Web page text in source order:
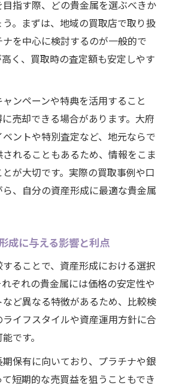
指す際、どの貴金属を選ぶべきか
。まずは、地域の買取店で取り扱
を中心に検討するのが一般的で
く、買取時の査定額も安定しやす
ンペーンや特典を活用すること
売却できる場合があります。大府
ントや特別査定など、地元ならで
れることもあるため、情報をこま
が大切です。実際の買取事例や口
、自分の資産形成に最適な貴金属
成に与える影響と利点
ることで、資産形成における選択
ぞれの貴金属には価格の安定性や
ど異なる特徴があるため、比較検
イフスタイルや資産運用方針に合
です。
保有に向いており、プラチナや銀
短期的な売買益を狙うこともでき